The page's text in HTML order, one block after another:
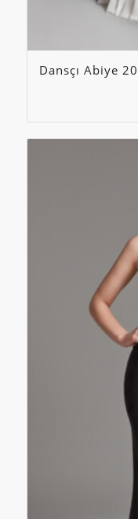
Dansçı Abiye